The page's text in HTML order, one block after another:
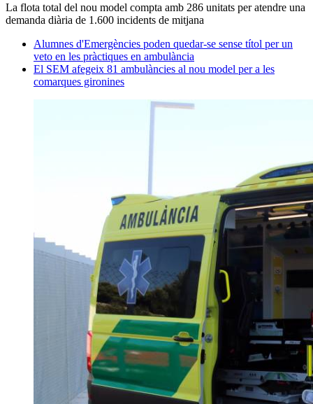
La flota total del nou model compta amb 286 unitats per atendre una
demanda diària de 1.600 incidents de mitjana
Alumnes d'Emergències poden quedar-se sense títol per un
veto en les pràctiques en ambulància
El SEM afegeix 81 ambulàncies al nou model per a les
comarques gironines